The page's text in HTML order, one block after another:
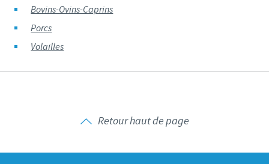
Bovins-Ovins-Caprins
Porcs
Volailles
Retour haut de page